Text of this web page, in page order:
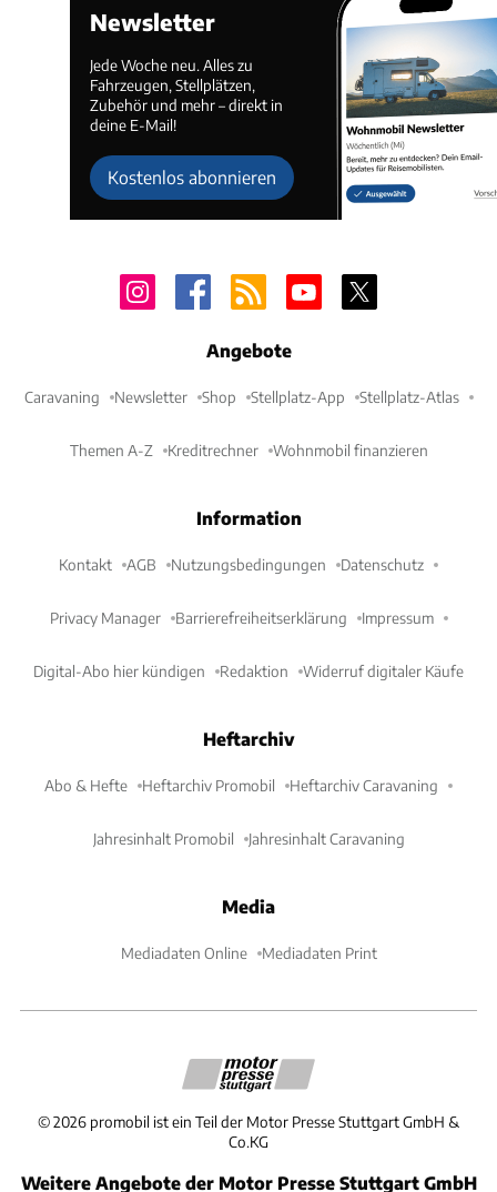
Newsletter
Jede Woche neu. Alles zu
Fahrzeugen, Stellplätzen,
Zubehör und mehr – direkt in
deine E-Mail!
Kostenlos abonnieren
Angebote
Caravaning Newsletter Shop Stellplatz-App Stellplatz-Atlas
Themen A-Z Kreditrechner Wohnmobil finanzieren
Information
Kontakt AGB Nutzungsbedingungen Datenschutz
Privacy Manager Barrierefreiheitserklärung Impressum
Digital-Abo hier kündigen Redaktion Widerruf digitaler Käufe
Heftarchiv
Abo & Hefte Heftarchiv Promobil Heftarchiv Caravaning
Jahresinhalt Promobil Jahresinhalt Caravaning
Media
Mediadaten Online Mediadaten Print
©2026 promobil ist ein Teil der Motor Presse Stuttgart GmbH &
Co.KG
Weitere Angebote der Motor Presse Stuttgart GmbH